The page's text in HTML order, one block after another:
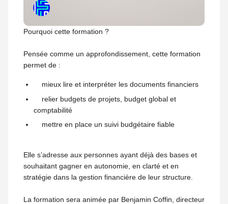
Pourquoi cette formation ?
Pensée comme un approfondissement, cette formation
permet de :
mieux lire et interpréter les documents financiers
relier budgets de projets, budget global et
comptabilité
mettre en place un suivi budgétaire fiable
Elle s’adresse aux personnes ayant déjà des bases et
souhaitant gagner en autonomie, en clarté et en
stratégie dans la gestion financière de leur structure.
La formation sera animée par Benjamin Coffin, directeur